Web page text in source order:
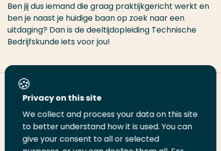
Ben jij dus iemand die graag praktijkgericht werkt en
ben je naast je huidige baan op zoek naar een
uitdaging? Dan is de deeltijdopleiding Technische
Bedrijfskunde iets voor jou!
Deel deze pagina
DeelDeel
op
Deel
op
Email
deze
Print
deze
Privacy on this site
We collect and process your data on this site
to better understand how it is used. You can
give your consent to all or selected